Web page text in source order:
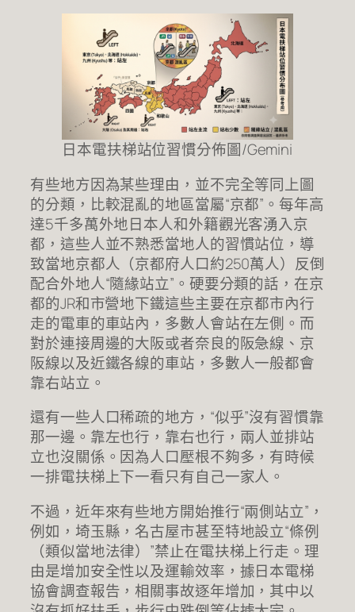
日本電扶梯站位習慣分佈圖/Gemini
有些地方因為某些理由，並不完全等同上圖
的分類，比較混亂的地區當屬“京都”。每年高
達5千多萬外地日本人和外籍觀光客湧入京
都，這些人並不熟悉當地人的習慣站位，導
致當地京都人（京都府人口約250萬人）反倒
配合外地人“隨緣站立”。硬要分類的話，在京
都的JR和市營地下鐵這些主要在京都市內行
走的電車的車站內，多數人會站在左側。而
對於連接周邊的大阪或者奈良的阪急線、京
阪線以及近鐵各線的車站，多數人一般都會
靠右站立。
還有一些人口稀疏的地方，“似乎”沒有習慣靠
那一邊。靠左也行，靠右也行，兩人並排站
立也沒關係。因為人口壓根不夠多，有時候
一排電扶梯上下一看只有自己一家人。
不過，近年來有些地方開始推行“兩側站立”，
例如，埼玉縣，名古屋市甚至特地設立“條例
（類似當地法律）”禁止在電扶梯上行走。理
由是增加安全性以及運輸效率，據日本電梯
協會調查報告，相關事故逐年增加，其中以